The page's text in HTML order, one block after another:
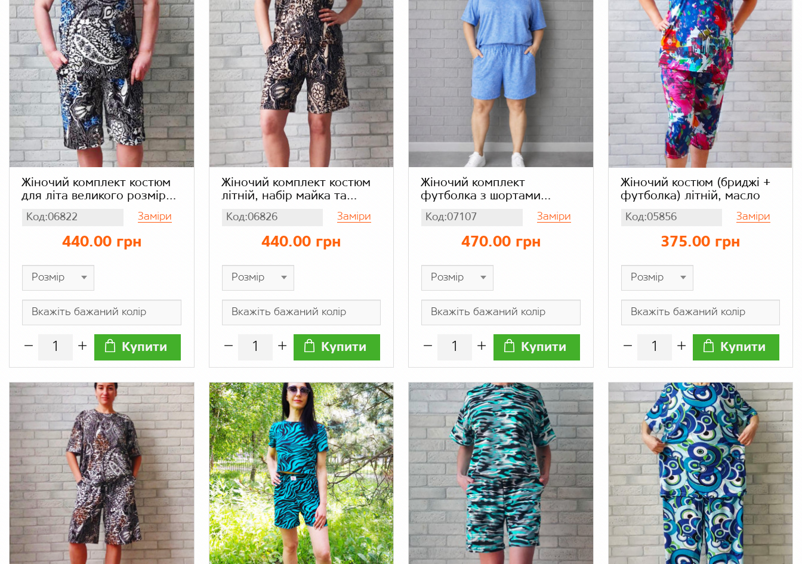
Жіночий комплект костюм
для літа великого розміру
батал, набір майка та
подовжені шорти з
кишенями, леопардовий,
бамбук віскоза
Код:06822 Заміри
440.00 грн
Купити
Жіночий комплект костюм
літній, набір майка та
кишенями, леопардовий,
бамбук віскоза
Код:06826 Заміри
440.00 грн
Купити
Жіночий комплект
футболка з шортами
великого розміру, літній
костюм для жінок, легкий
трикотаж колір блакитний
Код:07107 Заміри
470.00 грн
Купити
Жіночий костюм (бриджі +
футболка) літній, масло
Код:05856 Заміри
375.00 грн
Купити